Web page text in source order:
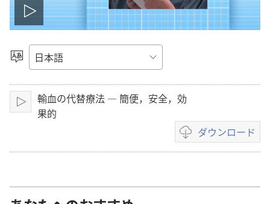
ビ
デ
オ
を
言
を
選
択
再
輸血の代替療法 ― 簡便，安全，効
果的
ダウンロード
ビ
デ
の